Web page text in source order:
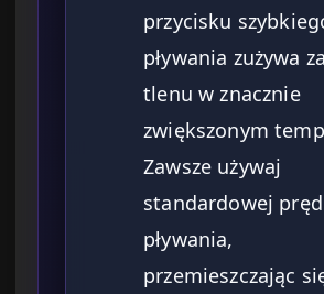
przycisku
pływania zużywa
tlenu w znacznie
zwiększonym
Zawsze używaj
standardowej
pływania,
przemieszczając